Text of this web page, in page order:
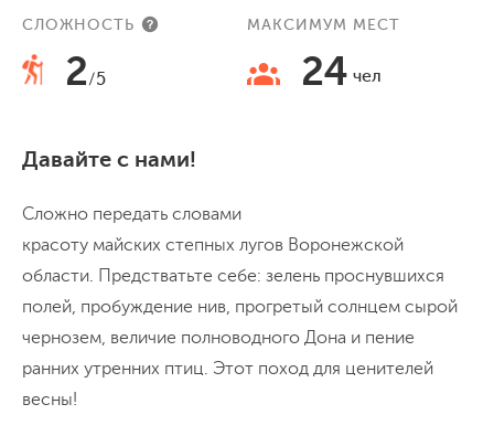
СЛОЖНОСТЬ
2/5
МАКСИМУМ МЕСТ
24 чел
Давайте с нами!
Сложно передать словами
красоту майских степных лугов Воронежской
области. Предстватьте себе: зелень проснувшихся
полей, пробуждение нив, прогретый солнцем сырой
чернозем, величие полноводного Дона и пение
ранних утренних птиц. Этот поход для ценителей
весны!